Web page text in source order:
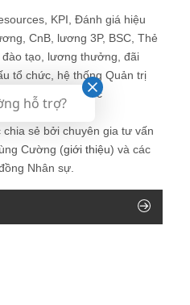
KPI, Đánh giá hiệu
CnB, lương 3P, BSC, Thẻ
tạo, lương thưởng, đãi
tổ chức, hệ thống Quản trị
sự, tái tạo tổ chức
sẻ bởi chuyên gia tư vấn
Cường (giới thiệu) và các
Nhân sự.
hỗ trợ?